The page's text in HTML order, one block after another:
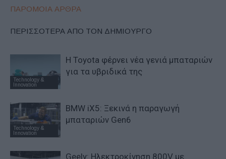
ΠΑΡΟΜΟΙΑ ΑΡΘΡΑ
ΠΕΡΙΣΣΟΤΕΡΑ ΑΠΟ ΤΟΝ ΔΗΜΙΟΥΡΓΟ
Technology &
Innovation
Η Toyota φέρνει νέα γενιά μπαταριών
για τα υβριδικά της
Technology &
Innovation
BMW iX5: Ξεκινά η παραγωγή
μπαταριών Gen6
Geely: Ηλεκτροκίνηση 800V με